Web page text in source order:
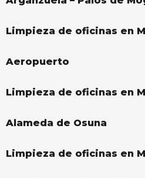
Limpieza de oficinas en
Aeropuerto
Limpieza de oficinas en
Alameda de Osuna
Limpieza de oficinas en